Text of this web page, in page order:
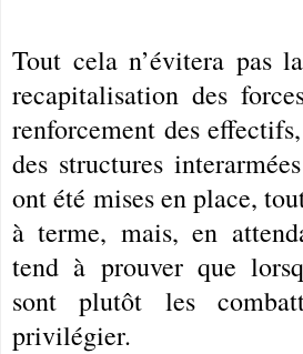
Tout cela n’évitera pas
recapitalisation des
renforcement des
des structures
ont été mises en place,
à terme, mais, en
tend à prouver que
sont plutôt les
privilégier.